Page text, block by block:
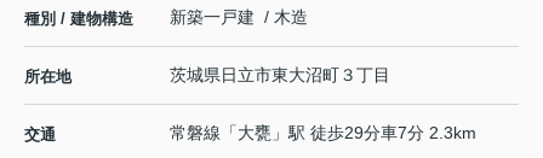
種別 / 建物構造 新築一戸建 / 木造
所在地 茨城県日立市東大沼町３丁目
交通 常磐線 「大甕 」駅 徒歩29分車7分 2.3km